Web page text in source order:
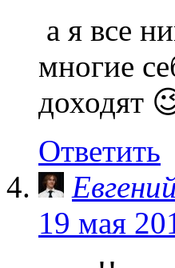
а я все
многие
доходят
Ответить
19 мая